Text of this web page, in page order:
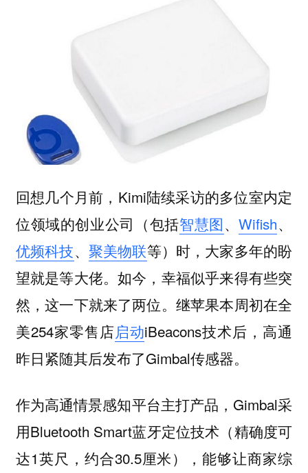
回想几个月前，Kimi陆续采访的多位室内定
位领域的创业公司（包括智慧图、Wifish、
优频科技、 聚美物联等）时，大家多年的盼
望就是等大佬。如今，幸福似乎来得有些突
然，这一下就来了两位。继苹果本周初在全
美254家零售店启动iBeacons技术后，高通
昨日紧随其后发布了Gimbal传感器。
作为高通情景感知平台主打产品，Gimbal采
用Bluetooth Smart蓝牙定位技术（精确度可
达1英尺，约合30.5厘米），能够让商家综